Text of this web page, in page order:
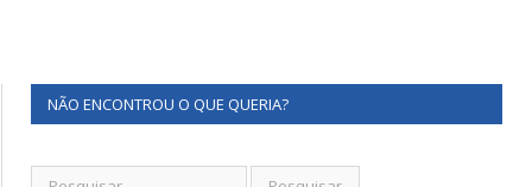
NÃO ENCONTROU O QUE QUERIA?